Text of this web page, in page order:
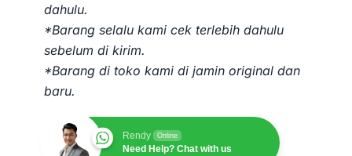
dahulu.
*Barang selalu kami cek terlebih dahulu
sebelum di kirim.
*Barang di toko kami di jamin original dan
baru.
Rendy Online
Need Help? Chat with us